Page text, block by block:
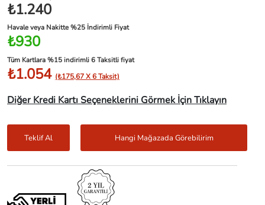
₺1.240
Havale veya Nakitte %25 İndirimli Fiyat
₺930
Tüm Kartlara %15 indirimli 6 Taksitli fiyat
₺1.054 (₺175,67 X 6 Taksit)
Diğer Kredi Kartı Seçeneklerini Görmek İçin Tıklayın
Teklif Al Hangi Mağazada Görebilirim